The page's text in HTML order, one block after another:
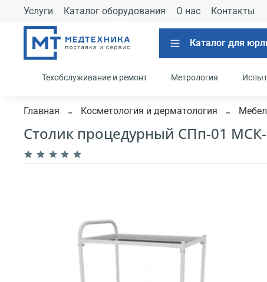
Услуги Каталог оборудования О нас Контакты
Каталог для
Техобслуживание и ремонт Метрология
Главная Косметология и дерматология
Столик процедурный СПп-01